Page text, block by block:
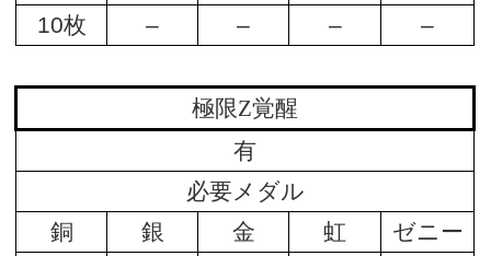
10枚 – – – –
極限Z覚醒
有
必要メダル
銅
銀 金 虹
ゼニー